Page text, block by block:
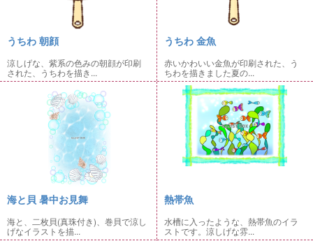
うちわ 朝顔
涼しげな、紫系の色みの朝顔が印刷
された、うちわを描き...
うちわ 金魚
赤いかわいい金魚が印刷された、う
ちわを描きました夏の...
海と貝 暑中お見舞
海と、二枚貝(真珠付き)、巻貝で涼し
げなイラストを描...
熱帯魚
水槽に入ったような、熱帯魚のイラ
ストです。涼しげな雰...